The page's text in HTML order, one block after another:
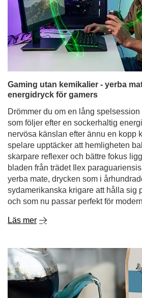
Gaming utan kemikalier - yerba
energidryck för gamers
Drömmer du om en lång spelsession
som följer efter en sockerhaltig
nervösa känslan efter ännu en kopp
spelare upptäcker att hemligheten
skarpare reflexer och bättre fokus
yerba mate, drycken som i
sydamerikanska krigare att hålla sig
och som nu passar perfekt för
Läs mer